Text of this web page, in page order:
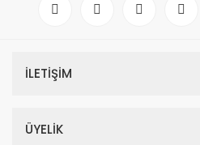
İLETİŞİM
ÜYELİK